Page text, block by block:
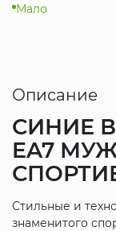
Мало
Описание
СИНИЕ
EA7
Стильные и
знаменитого